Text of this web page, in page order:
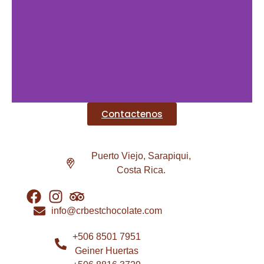
Contactenos
Puerto Viejo, Sarapiqui,
Costa Rica.
info@crbestchocolate.com
+506 8501 7951
Geiner Huertas